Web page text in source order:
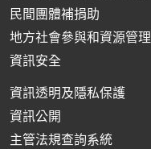
民間團體補捐助
地方社會參與和資源管理
資訊安全
資訊透明及隱私保護
資訊公開
主管法規查詢系統